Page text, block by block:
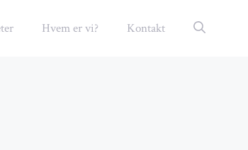
Hvem er vi? Kontakt